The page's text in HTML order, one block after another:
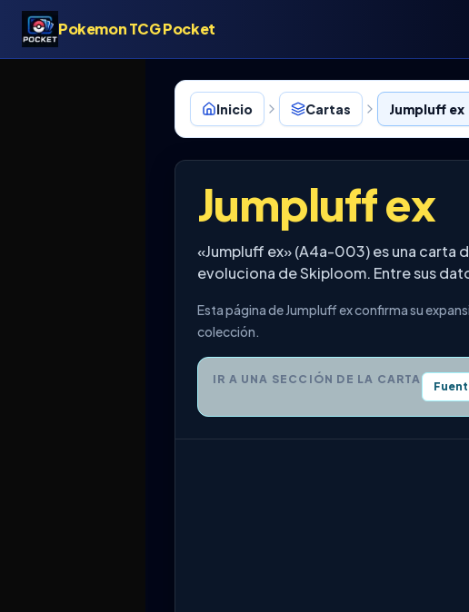
Pokemon TCG Pocket
Inicio Cartas Jumpluff
Jumpluff ex
«Jumpluff ex» (A4a-003) es una carta
evoluciona de Skiploom. Entre sus
Esta página de Jumpluff ex confirma su
colección.
IR A UNA SECCIÓN DE LA CARTA